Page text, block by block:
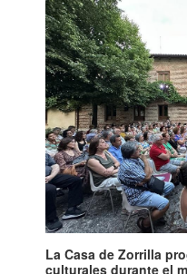
La Casa de Zorrilla
culturales durante el